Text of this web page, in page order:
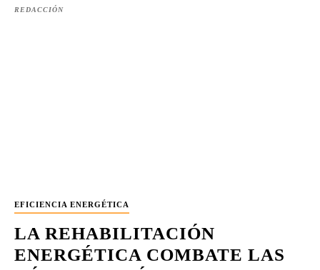
REDACCIÓN
EFICIENCIA ENERGÉTICA
LA REHABILITACIÓN
ENERGÉTICA COMBATE LAS